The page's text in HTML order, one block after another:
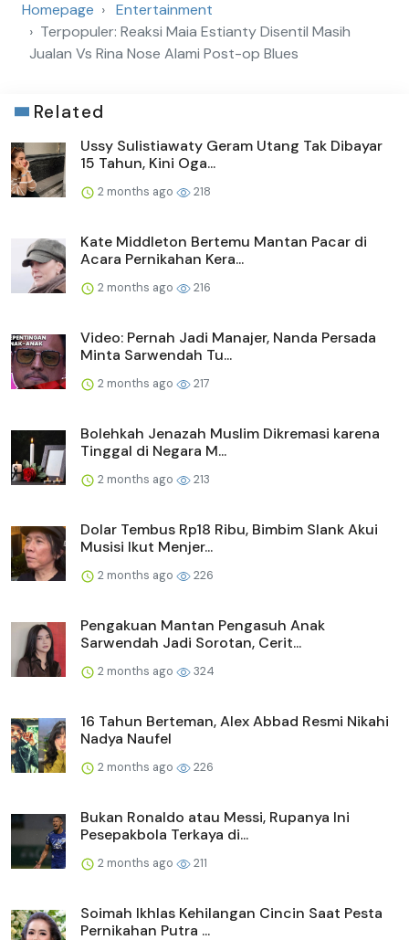
Homepage
Entertainment
Terpopuler: Reaksi Maia Estianty Disentil Masih
Jualan Vs Rina Nose Alami Post-op Blues
Related
Ussy Sulistiawaty Geram Utang Tak Dibayar
15 Tahun, Kini Oga...
2 months ago 218
Kate Middleton Bertemu Mantan Pacar di
Acara Pernikahan Kera...
2 months ago 216
Video: Pernah Jadi Manajer, Nanda Persada
Minta Sarwendah Tu...
2 months ago 217
Bolehkah Jenazah Muslim Dikremasi karena
Tinggal di Negara M...
2 months ago 213
Dolar Tembus Rp18 Ribu, Bimbim Slank Akui
Musisi Ikut Menjer...
2 months ago 226
Pengakuan Mantan Pengasuh Anak
Sarwendah Jadi Sorotan, Cerit...
2 months ago 324
16 Tahun Berteman, Alex Abbad Resmi Nikahi
Nadya Naufel
2 months ago 226
Bukan Ronaldo atau Messi, Rupanya Ini
Pesepakbola Terkaya di...
2 months ago 211
Soimah Ikhlas Kehilangan Cincin Saat Pesta
Pernikahan Putra ...